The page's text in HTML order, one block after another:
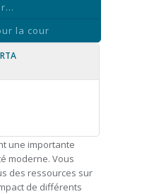
la cour
une importante
moderne. Vous
des ressources sur
de différents